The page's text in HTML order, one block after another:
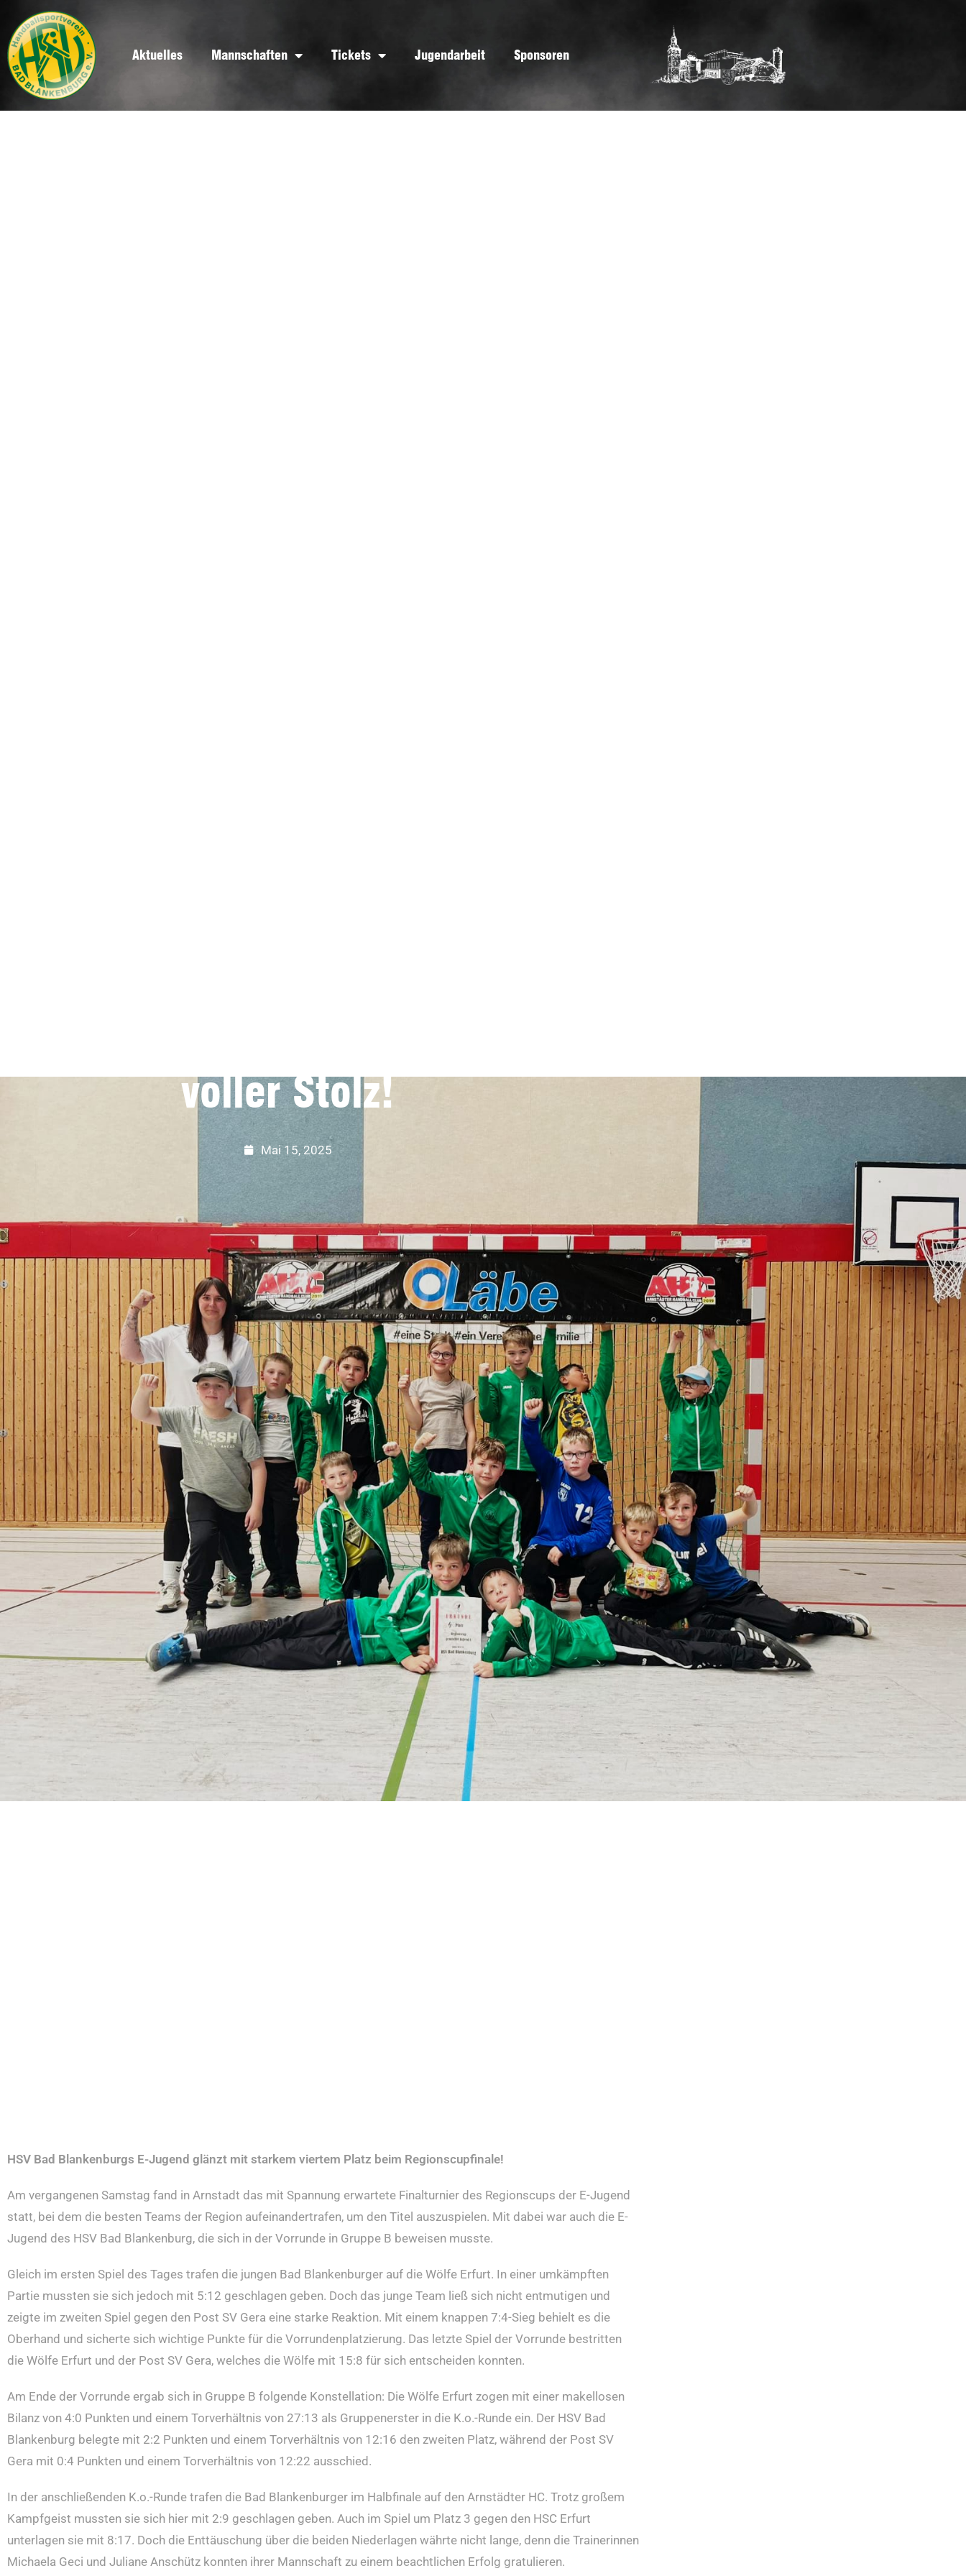
Aktuelles Mannschaften Tickets Jugendarbeit Sponsoren
voller Stolz!
Mai 15, 2025
HSV Bad Blankenburgs E-Jugend glänzt mit starkem viertem Platz beim Regionscupfinale!
Am vergangenen Samstag fand in Arnstadt das mit Spannung erwartete Finalturnier des Regionscups der E-Jugend
statt, bei dem die besten Teams der Region aufeinandertrafen, um den Titel auszuspielen. Mit dabei war auch die E-
Jugend des HSV Bad Blankenburg, die sich in der Vorrunde in Gruppe B beweisen musste.
Gleich im ersten Spiel des Tages trafen die jungen Bad Blankenburger auf die Wölfe Erfurt. In einer umkämpften
Partie mussten sie sich jedoch mit 5:12 geschlagen geben. Doch das junge Team ließ sich nicht entmutigen und
zeigte im zweiten Spiel gegen den Post SV Gera eine starke Reaktion. Mit einem knappen 7:4-Sieg behielt es die
Oberhand und sicherte sich wichtige Punkte für die Vorrundenplatzierung. Das letzte Spiel der Vorrunde bestritten
die Wölfe Erfurt und der Post SV Gera, welches die Wölfe mit 15:8 für sich entscheiden konnten.
Am Ende der Vorrunde ergab sich in Gruppe B folgende Konstellation: Die Wölfe Erfurt zogen mit einer makellosen
Bilanz von 4:0 Punkten und einem Torverhältnis von 27:13 als Gruppenerster in die K.o.-Runde ein. Der HSV Bad
Blankenburg belegte mit 2:2 Punkten und einem Torverhältnis von 12:16 den zweiten Platz, während der Post SV
Gera mit 0:4 Punkten und einem Torverhältnis von 12:22 ausschied.
In der anschließenden K.o.-Runde trafen die Bad Blankenburger im Halbfinale auf den Arnstädter HC. Trotz großem
Kampfgeist mussten sie sich hier mit 2:9 geschlagen geben. Auch im Spiel um Platz 3 gegen den HSC Erfurt
unterlagen sie mit 8:17. Doch die Enttäuschung über die beiden Niederlagen währte nicht lange, denn die Trainerinnen
Michaela Geci und Juliane Anschütz konnten ihrer Mannschaft zu einem beachtlichen Erfolg gratulieren.